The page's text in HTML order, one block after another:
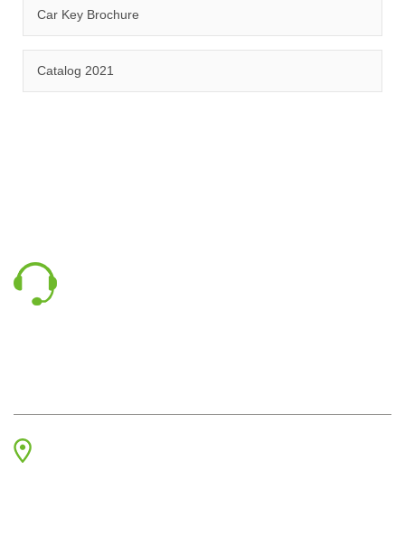
Car Key Brochure
Catalog 2021